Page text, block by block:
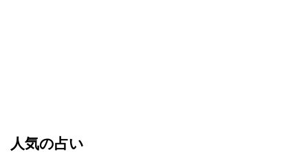
人気の占い